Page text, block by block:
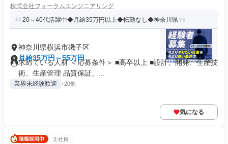
株式会社フォーラムエンジニアリング
20～40代活躍中◆月給35万円以上◆転勤なし◆神奈川県
神奈川県横浜市磯子区
月給35万円～55万円
求めている人材 ＜応募条件＞ ■高卒以上 ■設計、開発、生産技
術、生産管理 品質保証、...
業界未経験歓迎 +20個
気になる
正社員